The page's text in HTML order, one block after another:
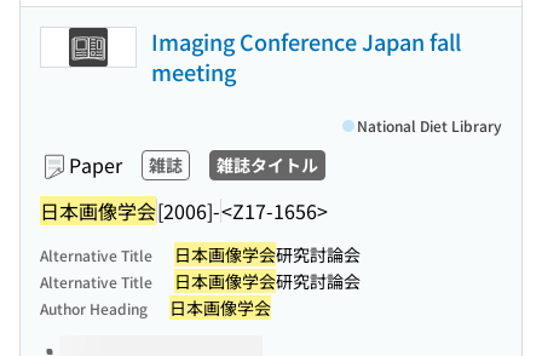
Imaging Conference Japan fall
meeting
Paper 雑誌 雑誌タイトル
日本画像学会[2006]-<Z17-1656>
National Diet Library
Alternative Title 日本画像学会研究討論会
Alternative Title 日本画像学会研究討論会
Author Heading 日本画像学会
Volumes of this title